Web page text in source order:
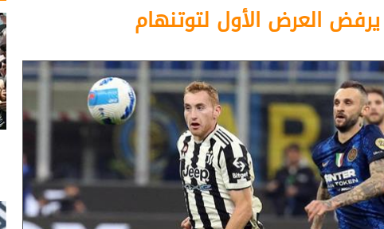
العرض الأول لتوتنهام